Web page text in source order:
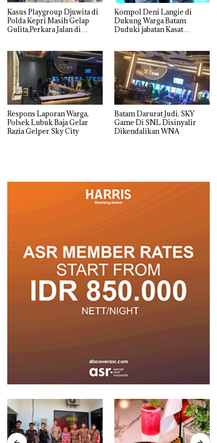
Kasus Playgroup Djuwita di
Polda Kepri Masih Gelap
Gulita,Perkara Jalan di
Kompol Deni Langie di
Dukung Warga Batam
Duduki jabatan Kasat
Respons Laporan Warga,
Polsek Lubuk Baja Gelar
Razia Gelper Sky City
Batam Darurat Judi, SKY
Game Di SNL Disinyalir
Dikendalikan WNA